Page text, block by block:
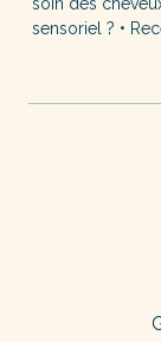
sensoriel ? •